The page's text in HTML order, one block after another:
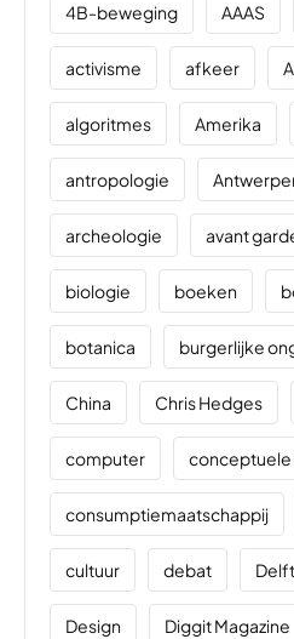
4B-beweging AAAS
activisme afkeer
algoritmes Amerika
antropologie
archeologie avant
biologie boeken
botanica burgerlijke
China Chris Hedges
computer conceptuele
consumptiemaatschappij
cultuur debat Delft
Design Diggit Magazine